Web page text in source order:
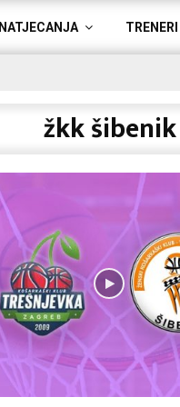
NATJECANJA TRENERI
žkk šibenik